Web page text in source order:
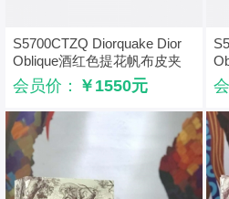
S5700CTZQ Diorquake Dior
Oblique酒红色提花帆布皮夹
Dior手包 Dior手拿包 酒红色
会员价： ￥1550元